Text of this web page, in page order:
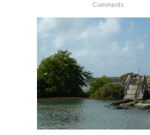
Comments